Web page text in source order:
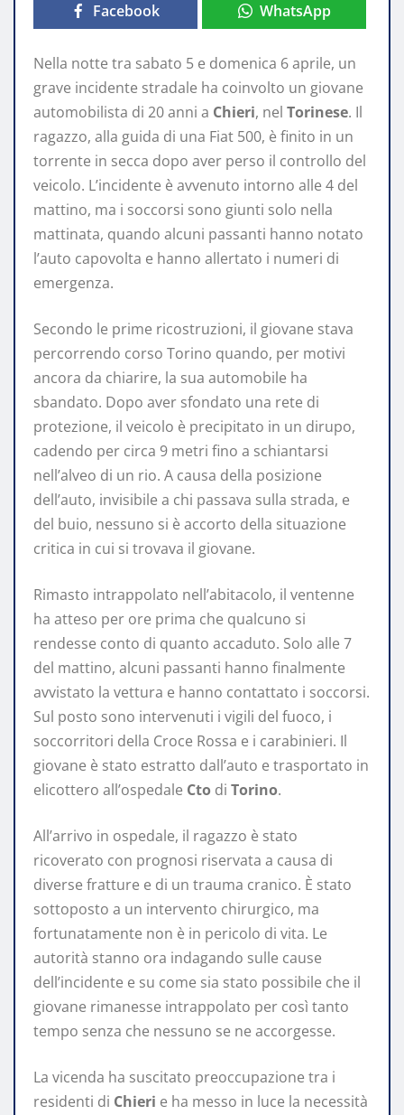
Facebook WhatsApp
Nella notte tra sabato 5 e domenica 6 aprile, un
grave incidente stradale ha coinvolto un giovane
automobilista di 20 anni a Chieri, nel Torinese. Il
ragazzo, alla guida di una Fiat 500, è finito in un
torrente in secca dopo aver perso il controllo del
veicolo. L’incidente è avvenuto intorno alle 4 del
mattino, ma i soccorsi sono giunti solo nella
mattinata, quando alcuni passanti hanno notato
l’auto capovolta e hanno allertato i numeri di
emergenza.
Secondo le prime ricostruzioni, il giovane stava
percorrendo corso Torino quando, per motivi
ancora da chiarire, la sua automobile ha
sbandato. Dopo aver sfondato una rete di
protezione, il veicolo è precipitato in un dirupo,
cadendo per circa 9 metri fino a schiantarsi
nell’alveo di un rio. A causa della posizione
dell’auto, invisibile a chi passava sulla strada, e
del buio, nessuno si è accorto della situazione
critica in cui si trovava il giovane.
Rimasto intrappolato nell’abitacolo, il ventenne
ha atteso per ore prima che qualcuno si
rendesse conto di quanto accaduto. Solo alle 7
del mattino, alcuni passanti hanno finalmente
avvistato la vettura e hanno contattato i soccorsi.
Sul posto sono intervenuti i vigili del fuoco, i
soccorritori della Croce Rossa e i carabinieri. Il
giovane è stato estratto dall’auto e trasportato in
elicottero all’ospedale Cto di Torino.
All’arrivo in ospedale, il ragazzo è stato
ricoverato con prognosi riservata a causa di
diverse fratture e di un trauma cranico. È stato
sottoposto a un intervento chirurgico, ma
fortunatamente non è in pericolo di vita. Le
autorità stanno ora indagando sulle cause
dell’incidente e su come sia stato possibile che il
giovane rimanesse intrappolato per così tanto
tempo senza che nessuno se ne accorgesse.
La vicenda ha suscitato preoccupazione tra i
residenti di Chieri e ha messo in luce la necessità